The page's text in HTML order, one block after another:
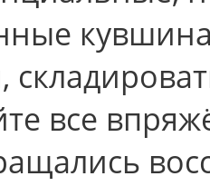
всe